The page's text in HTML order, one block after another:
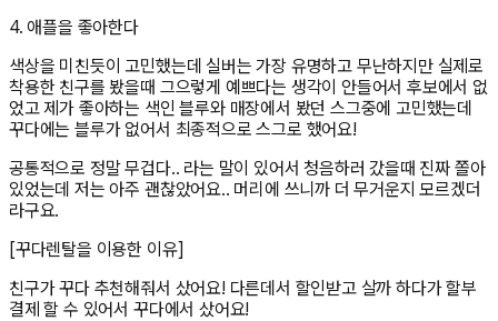
4. 애플을 좋아한다
색상을 미친듯이 고민했는데 실버는 가장 유명하고 무난하지만 실제로
착용한 친구를 봤을때 그으렇게 예쁘다는 생각이 안들어서 후보에서 없
었고 제가 좋아하는 색인 블루와 매장에서 봤던 스그중에 고민했는데
꾸다에는 블루가 없어서 최종적으로 스그로 했어요!
공통적으로 정말 무겁다.. 라는 말이 있어서 청음하러 갔을때 진짜 쫄아
있었는데 저는 아주 괜찮았어요.. 머리에 쓰니까 더 무거운지 모르겠더
라구요.
[꾸다렌탈을 이용한 이유]
친구가 꾸다 추천해줘서 샀어요! 다른데서 할인받고 살까 하다가 할부
결제 할 수 있어서 꾸다에서 샀어요!